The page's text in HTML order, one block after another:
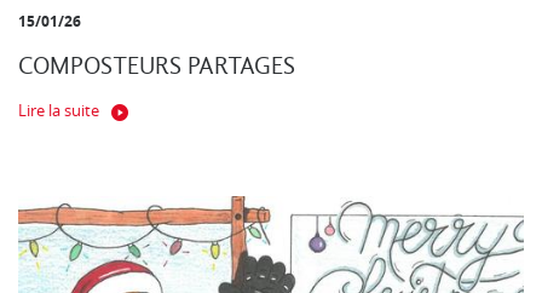
15/01/26
COMPOSTEURS PARTAGES
Lire la suite